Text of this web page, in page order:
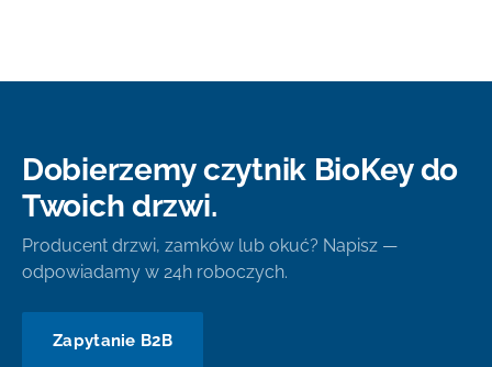
Dobierzemy czytnik BioKey do
Twoich drzwi.
Producent drzwi, zamków lub okuć? Napisz —
odpowiadamy w 24h roboczych.
Zapytanie B2B